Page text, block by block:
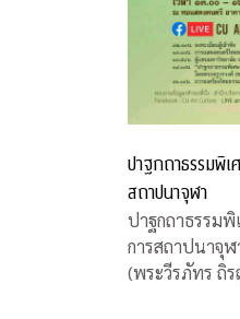
ปาฐกถาธรรมพิ
สถาปนาจุฬา
ปาฐกถาธรรม
การสถาปนาจุฬ
(พระวีรภัทร ถิ